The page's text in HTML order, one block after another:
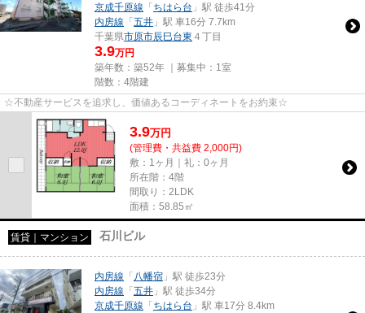
京成千原線 「ちはら台 」駅 徒歩41分
内房線 「五井 」駅 車16分 7.7km
千葉県市原市辰巳台東 ４丁目
3.9万円
築年数：築52年 ｜募集中： 1室
階数：4階建
☆不動産サービスを追求し、価値あるコーディネートをお約束☆
3.9万円
(管理費・共益費 2,000円)
敷：1ヶ月｜礼：0ヶ月
所在階：4階
間取り：2LDK
面積：58.85㎡
賃貸｜マンション 石川ビル
内房線 「 八幡宿 」駅 徒歩23分
内房線 「五井 」駅 徒歩34分
京成千原線 「ちはら台 」駅 車17分 8.4km